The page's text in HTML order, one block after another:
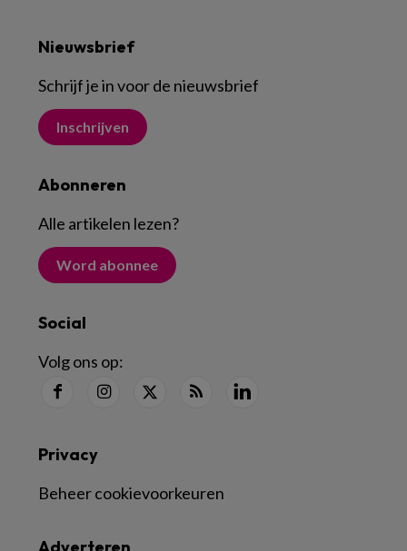
Nieuwsbrief
Schrijf je in voor de nieuwsbrief
Inschrijven
Abonneren
Alle artikelen lezen?
Word abonnee
Social
Volg ons op:
Privacy
Beheer cookievoorkeuren